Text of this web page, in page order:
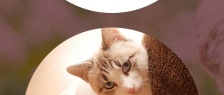
＊当院では獣医師を募集しています。
2026/06/02
6月の診療日程
2026年6月の診療日程です。
が証明されています。
『口腔内プラズマ治療のメリット』は
✩全く痛みなし
✩無麻酔でできる